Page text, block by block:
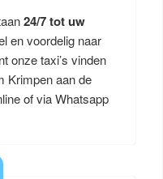
24/7 tot uw
en voordelig naar
onze taxi’s vinden
Krimpen aan de
of via Whatsapp